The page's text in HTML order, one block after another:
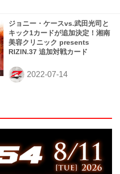
ジョニー・ケースvs.武田光司と
キック1カードが追加決定！湘南
美容クリニック presents
RIZIN.37 追加対戦カード